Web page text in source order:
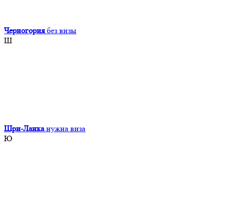
Черногория без визы
Ш
Шри-Ланка нужна виза
Ю